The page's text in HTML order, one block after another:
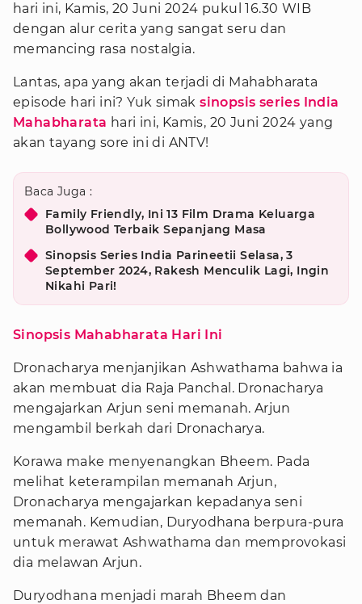
hari ini, Kamis, 20 Juni 2024 pukul 16.30 WIB
dengan alur cerita yang sangat seru dan
memancing rasa nostalgia.
Lantas, apa yang akan terjadi di Mahabharata
episode hari ini? Yuk simaksinopsis series India
Mahabharata hari ini, Kamis, 20 Juni 2024 yang
akan tayang sore ini di ANTV!
Baca Juga :
Family Friendly, Ini 13 Film Drama Keluarga
Bollywood Terbaik Sepanjang Masa
Sinopsis Series India Parineetii Selasa, 3
September 2024, Rakesh Menculik Lagi, Ingin
Nikahi Pari!
Sinopsis Mahabharata Hari Ini
Dronacharya menjanjikan Ashwathama bahwa ia
akan membuat dia Raja Panchal. Dronacharya
mengajarkan Arjun seni memanah. Arjun
mengambil berkah dari Dronacharya.
Korawa make menyenangkan Bheem. Pada
melihat keterampilan memanah Arjun,
Dronacharya mengajarkan kepadanya seni
memanah. Kemudian, Duryodhana berpura-pura
untuk merawat Ashwathama dan memprovokasi
dia melawan Arjun.
Duryodhana menjadi marah Bheem dan